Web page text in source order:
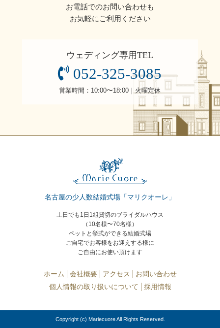
お電話でのお問い合わせも
お気軽にご利用ください
ウェディング専用TEL
052-325-3085
営業時間：10:00〜18:00｜火曜定休
名古屋の少人数結婚式場「マリクオーレ」
土日でも1日1組貸切のブライダルハウス
（10名様〜70名様）
ペットと挙式ができる結婚式場
ご自宅でお客様をお迎えする様に
ご自由にお使い頂けます
ホーム 会社概要 アクセス
お問い合わせ
個人情報の取り扱いについて
採用情報
Copyright (c) Mariecuore All Rights Reserved.